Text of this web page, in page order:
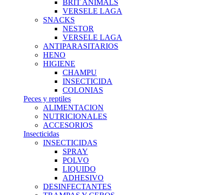
BRIT ANIMALS
VERSELE LAGA
SNACKS
NESTOR
VERSELE LAGA
ANTIPARASITARIOS
HENO
HIGIENE
CHAMPU
INSECTICIDA
COLONIAS
Peces y reptiles
ALIMENTACION
NUTRICIONALES
ACCESORIOS
Insecticidas
INSECTICIDAS
SPRAY
POLVO
LIQUIDO
ADHESIVO
DESINFECTANTES